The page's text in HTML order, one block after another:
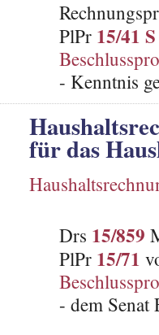
PlPr 15/41 S
- Kenntnis
für das
Drs 15/859
PlPr 15/71
- dem